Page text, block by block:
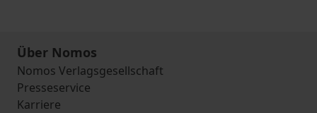
Über Nomos
Nomos Verlagsgesellschaft
Presseservice
Karriere